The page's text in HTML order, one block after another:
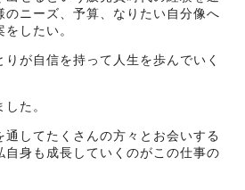
のニーズ、予算、なりたい自分像へ
したい。
が自信を持って人生を歩んでいく
た。
してたくさんの方々とお会いする
自身も成長していくのがこの仕事の